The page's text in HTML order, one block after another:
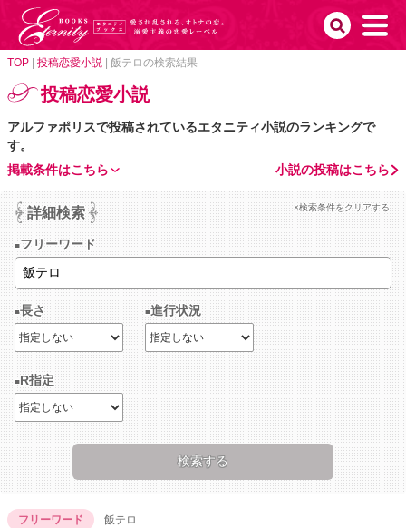
TOP 投稿恋愛小説 飯テロの検索結果
投稿恋愛小説
アルファポリスで投稿されているエタニティ小説のランキングで
す。
小説の投稿はこちら
掲載条件はこちら
詳細検索 ×検索条件をクリアする
フリーワード
長さ 進行状況
R指定
フリーワード 飯テロ